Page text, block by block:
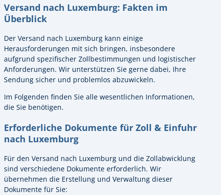
Versand nach Luxemburg: Fakten im
Überblick
Der Versand nach Luxemburg kann einige
Herausforderungen mit sich bringen, insbesondere
aufgrund spezifischer Zollbestimmungen und logistischer
Anforderungen. Wir unterstützen Sie gerne dabei, Ihre
Sendung sicher und problemlos abzuwickeln.
Im Folgenden finden Sie alle wesentlichen Informationen,
die Sie benötigen.
Erforderliche Dokumente für Zoll & Einfuhr
nach Luxemburg
Für den Versand nach Luxemburg und die Zollabwicklung
sind verschiedene Dokumente erforderlich. Wir
übernehmen die Erstellung und Verwaltung dieser
Dokumente für Sie: